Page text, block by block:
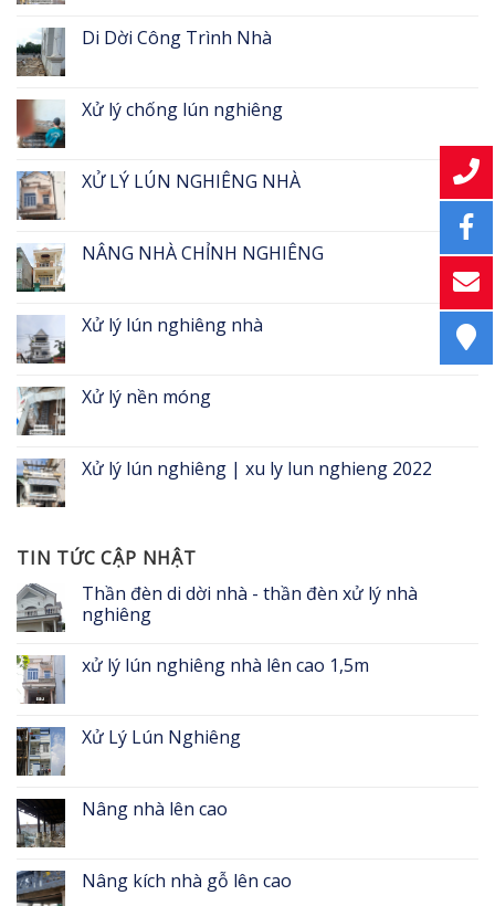
Di Dời Công Trình Nhà
Xử lý chống lún nghiêng
XỬ LÝ LÚN NGHIÊNG NHÀ
NÂNG NHÀ CHỈNH NGHIÊNG
Xử lý lún nghiêng nhà
Xử lý nền móng
Xử lý lún nghiêng | xu ly lun nghieng 2022
TIN TỨC CẬP NHẬT
Thần đèn di dời nhà - thần đèn xử lý nhà
nghiêng
xử lý lún nghiêng nhà lên cao 1,5m
Xử Lý Lún Nghiêng
Nâng nhà lên cao
Nâng kích nhà gỗ lên cao